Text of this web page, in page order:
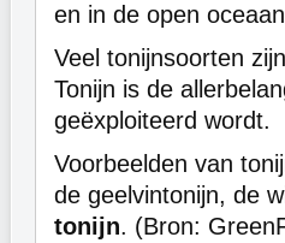
en in de open
Veel tonijnsoorten
Tonijn is de
geëxploiteerd wordt.
Voorbeelden van
de geelvintonijn, de
tonijn. (Bron: